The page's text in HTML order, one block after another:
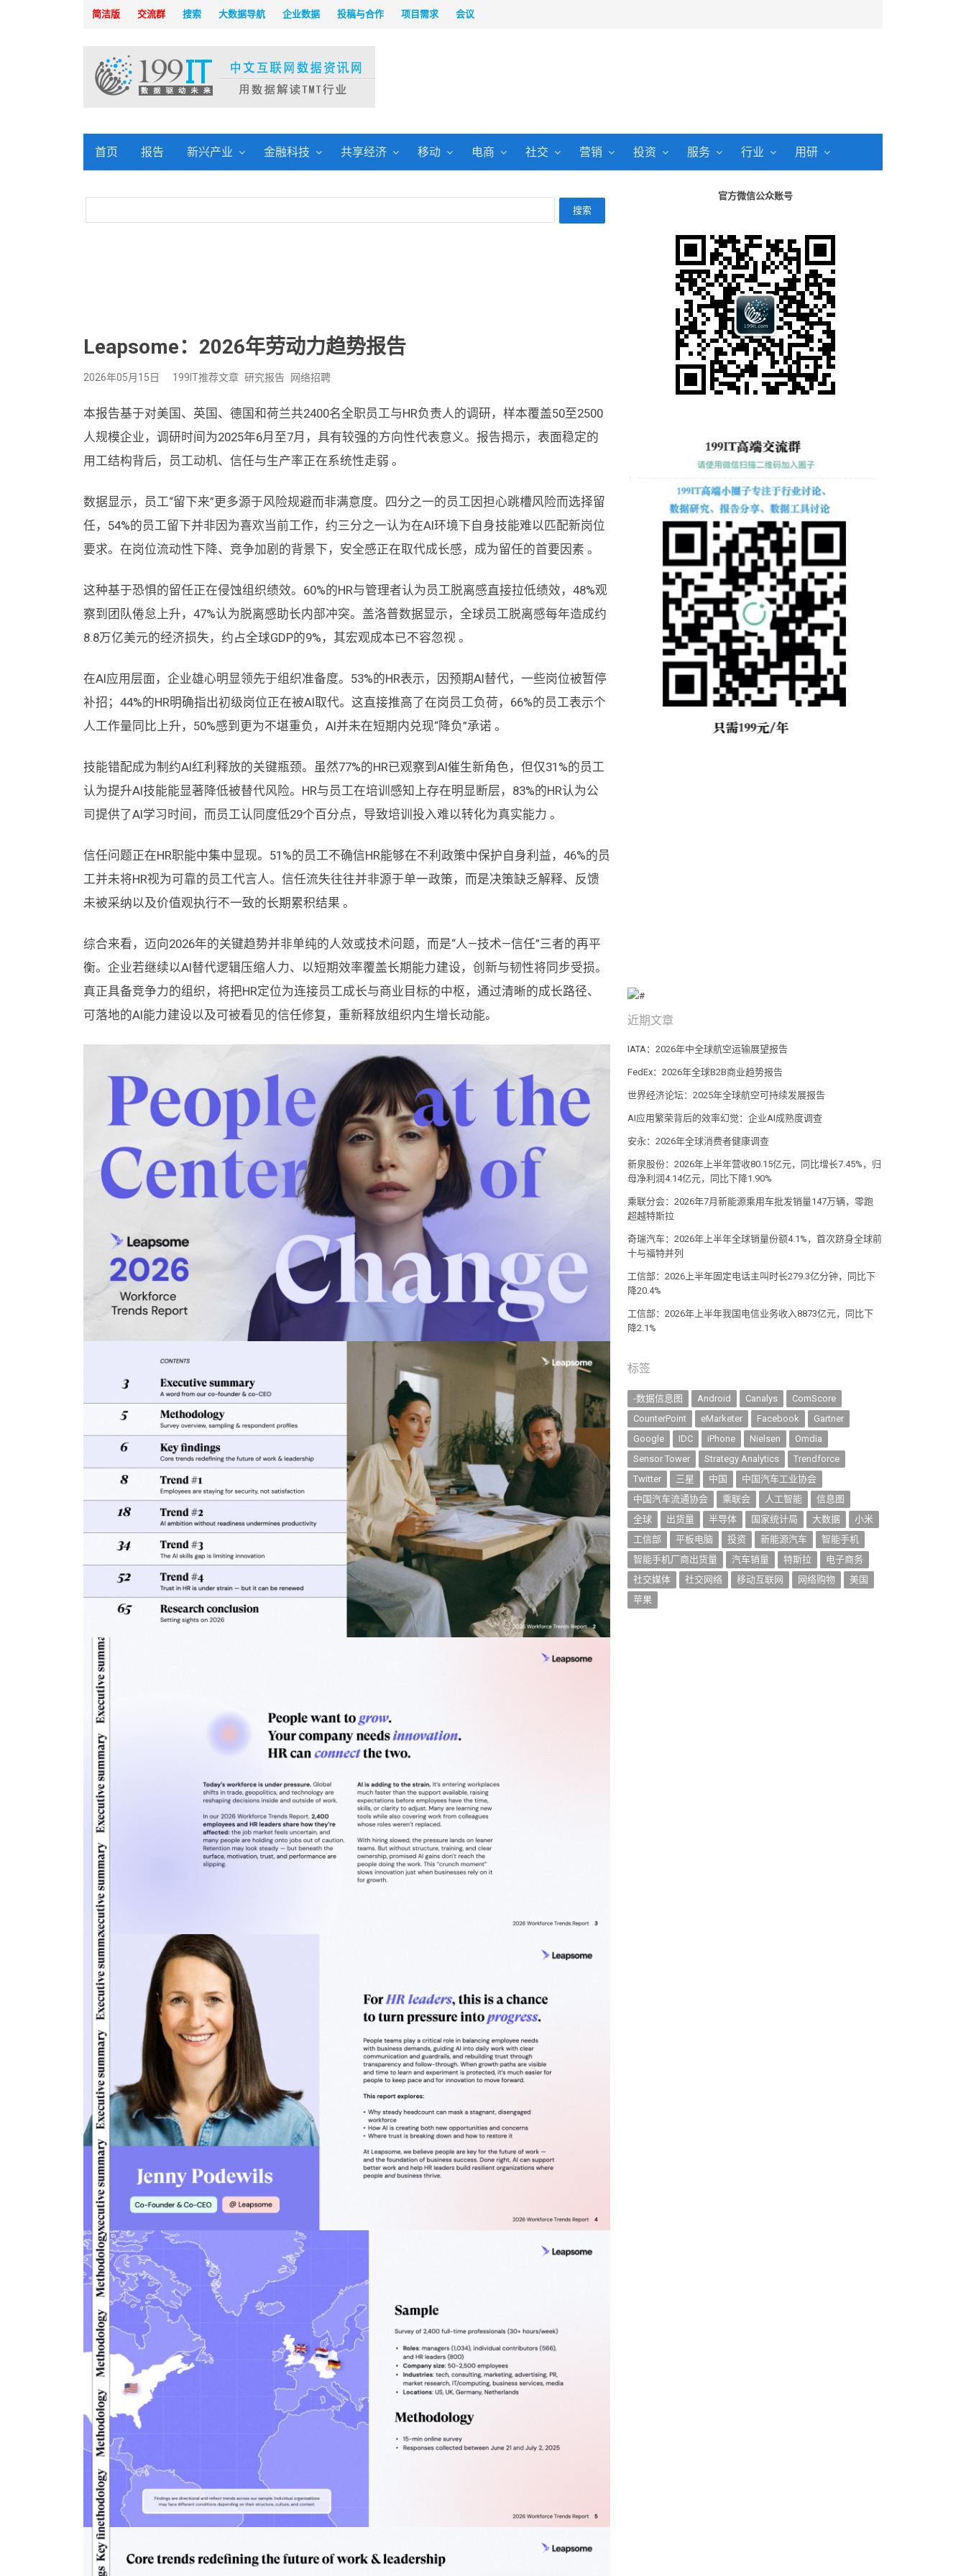
简洁版 交流群 搜索 大数据导航 企业数据 投稿与合作 项目需求 会议
首页 报告 新兴产业 金融科技 共享经济 移动 电商 社交 营销 投资 服务 行业 用研
Leapsome：2026年劳动力趋势报告
2026年05月15日 199IT推荐文章 研究报告 网络招聘
本报告基于对美国、英国、德国和荷兰共2400名全职员工与HR负责人的调研，样本覆盖50至2500
人规模企业，调研时间为2025年6月至7月，具有较强的方向性代表意义。报告揭示，表面稳定的
用工结构背后，员工动机、信任与生产率正在系统性走弱 。
数据显示，员工“留下来”更多源于风险规避而非满意度。四分之一的员工因担心跳槽风险而选择留
任，54%的员工留下并非因为喜欢当前工作，约三分之一认为在AI环境下自身技能难以匹配新岗位
要求。在岗位流动性下降、竞争加剧的背景下，安全感正在取代成长感，成为留任的首要因素 。
这种基于恐惧的留任正在侵蚀组织绩效。60%的HR与管理者认为员工脱离感直接拉低绩效，48%观
察到团队倦怠上升，47%认为脱离感助长内部冲突。盖洛普数据显示，全球员工脱离感每年造成约
8.8万亿美元的经济损失，约占全球GDP的9%，其宏观成本已不容忽视 。
在AI应用层面，企业雄心明显领先于组织准备度。53%的HR表示，因预期AI替代，一些岗位被暂停
补招；44%的HR明确指出初级岗位正在被AI取代。这直接推高了在岗员工负荷，66%的员工表示个
人工作量同比上升，50%感到更为不堪重负，AI并未在短期内兑现“降负”承诺 。
技能错配成为制约AI红利释放的关键瓶颈。虽然77%的HR已观察到AI催生新角色，但仅31%的员工
认为提升AI技能能显著降低被替代风险。HR与员工在培训感知上存在明显断层，83%的HR认为公
司提供了AI学习时间，而员工认同度低29个百分点，导致培训投入难以转化为真实能力 。
信任问题正在HR职能中集中显现。51%的员工不确信HR能够在不利政策中保护自身利益，46%的员
工并未将HR视为可靠的员工代言人。信任流失往往并非源于单一政策，而是决策缺乏解释、反馈
未被采纳以及价值观执行不一致的长期累积结果 。
综合来看，迈向2026年的关键趋势并非单纯的人效或技术问题，而是“人—技术—信任”三者的再平
衡。企业若继续以AI替代逻辑压缩人力、以短期效率覆盖长期能力建设，创新与韧性将同步受损。
真正具备竞争力的组织，将把HR定位为连接员工成长与商业目标的中枢，通过清晰的成长路径、
可落地的AI能力建设以及可被看见的信任修复，重新释放组织内生增长动能。
官方微信公众账号
近期文章
IATA：2026年中全球航空运输展望报告
FedEx：2026年全球B2B商业趋势报告
世界经济论坛：2025年全球航空可持续发展报告
AI应用繁荣背后的效率幻觉：企业AI成熟度调查
安永：2026年全球消费者健康调查
新泉股份：2026年上半年营收80.15亿元，同比增长7.45%，归
母净利润4.14亿元，同比下降1.90%
乘联分会：2026年7月新能源乘用车批发销量147万辆，零跑
超越特斯拉
奇瑞汽车：2026年上半年全球销量份额4.1%，首次跻身全球前
十与福特并列
工信部：2026上半年固定电话主叫时长279.3亿分钟，同比下
降20.4%
工信部：2026年上半年我国电信业务收入8873亿元，同比下
降2.1%
标签
-数据信息图 Android Canalys
ComScore
CounterPoint
eMarketer Facebook
Gartner
Google
IDC iPhone Nielsen
Omdia
Sensor Tower
Strategy Analytics
Trendforce
Twitter
三星 中国
中国汽车工业协会
中国汽车流通协会
乘联会 人工智能
信息图
全球
出货量 半导体 国家统计局 大数据
小米
工信部
平板电脑 投资 新能源汽车
智能手机
智能手机厂商出货量
汽车销量 特斯拉
电子商务
社交媒体
社交网络 移动互联网 网络购物
美国
苹果